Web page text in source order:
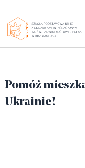
Pomóż
Ukrainie!